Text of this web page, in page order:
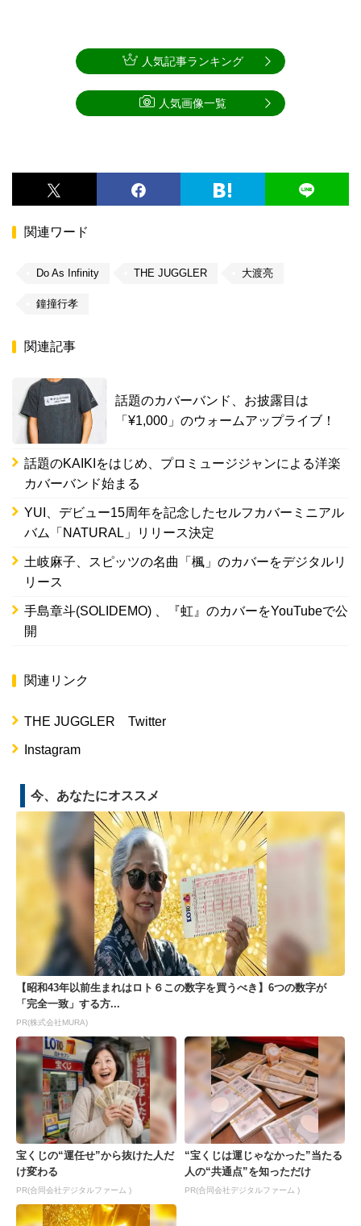
関連ワード
Do As Infinity THE JUGGLER 大渡亮
鐘撞行孝
関連記事
話題のカバーバンド、お披露目は
「¥1,000」のウォームアップライブ！
話題のKAIKIをはじめ、プロミュージジャンによる洋楽
カバーバンド始まる
YUI、デビュー15周年を記念したセルフカバーミニアル
バム「NATURAL」リリース決定
土岐麻子、スピッツの名曲「楓」のカバーをデジタルリ
リース
手島章斗(SOLIDEMO) 、『虹』のカバーをYouTubeで公
開
関連リンク
THE JUGGLER Twitter
Instagram
人気記事ランキング
人気画像一覧
今、あなたにオススメ
【昭和43年以前生まれはロト６この数字を買うべき】6つの数字が
「完全一致」する方...
PR(株式会社MURA)
宝くじの“運任せ”から抜けた人だ
け変わる
PR(合同会社デジタルファーム )
“宝くじは運じゃなかった”当たる
人の“共通点”を知っただけ
PR(合同会社デジタルファーム )